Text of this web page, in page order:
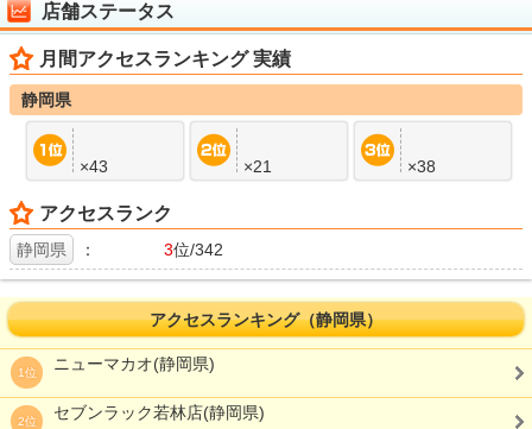
店舗ステータス
月間アクセスランキング 実績
静岡県
×43 ×21 ×38
アクセスランク
静岡県 ： 3位/342
アクセスランキング（静岡県）
1位 ニューマカオ(静岡県)
2位 セブンラック若林店(静岡県)